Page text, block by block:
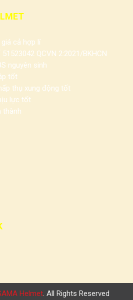
cả hợp lí
QCVN 2:2021/BKHCN
nguyên sinh
tốt
thụ xung động tốt
lực tốt
thành
Helmet . All Rights Reserved